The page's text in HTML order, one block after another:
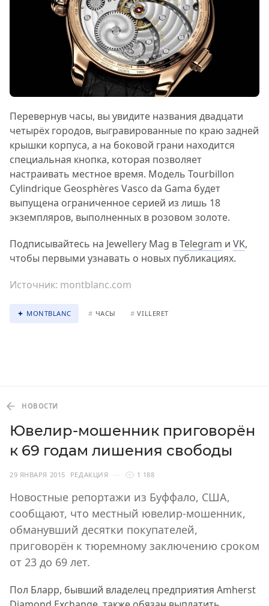
Перевернув часы, вы увидите названия двадцати
четырёх городов, выгравированные по краю задней
крышки корпуса, а на боковой грани находится
специальная кнопка, которая позволяет
настраивать местное время. Модель Tourbillon
Cylindrique Geosphères Vasco da Gama будет
выпущена ограниченное серией из лишь 18
экземпляров, выполненных в розовом золоте.
Подписывайтесь на Jewellery Mag вTelegram и VK,
чтобы первыми узнавать о новых публикациях.
Источник: montblanc.com
MONTBLANC # ЧАСЫ # VILLERET
НОВОСТИ
Ювелир-мошенник приговорён
к 69 годам лишения свободы
29 ЯНВАРЯ 2015 РЕДАКЦИЯ 1 188
Новостные репортажи из Буффало, США,
сообщают, что местный ювелир-мошенник,
обманувший десятки покупателей,
приговорён к тюремному заключению сроком
от 23 до 69 лет.
Пол Бларр, бывший владелец предприятия Amherst